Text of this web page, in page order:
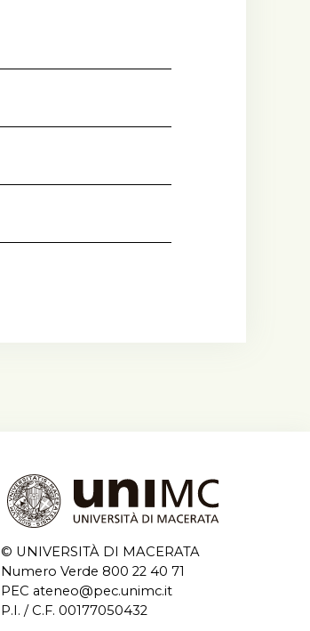
© UNIVERSITÀ DI MACERATA
Numero Verde 800 22 40 71
PEC ateneo@pec.unimc.it
P.I. / C.F. 00177050432